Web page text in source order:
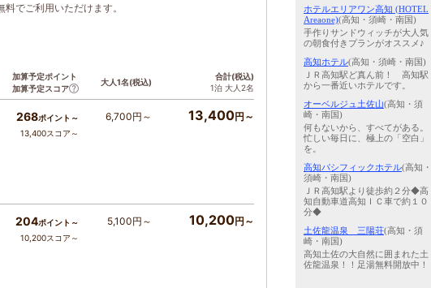
でご利用いただけます。
加算予定ポイント
加算予定スコア
大人1名(税込)
合計(税込)
1泊 大人2名
268ポイント～
13,400スコア～
6,700円～ 13,400円～
204ポイント～
10,200スコア～
5,100円～ 10,200円～
ホテルエリアワン高知 (HOTEL
Areaone)(高知・須崎・南国)
手作りサンドウィッチが大人気
の朝食付きプランがオススメ♪
高知ホテル(高知・須崎・南国)
ＪＲ高知駅ど真ん前！ 高知駅
から一番近いホテルです。
オーベルジュ土佐山(高知・須
崎・南国)
何もないから、すべてがある。
忙しい毎日に、極上の「空白」
を。
高知パシフィックホテル(高知・
須崎・南国)
ＪＲ高知駅より徒歩約２分◆高
知自動車道高知ＩＣ車で約１０
分◆
土佐龍温泉 三陽荘(高知・須
崎・南国)
高知土佐の大自然に囲まれた土
佐龍温泉！！足湯無料開放中！